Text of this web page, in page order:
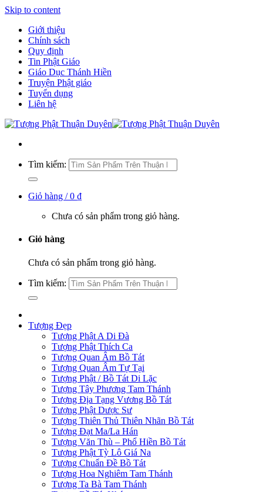
Skip to content
Giới thiệu
Chính sách
Quy định
Tin Phật Giáo
Giáo Dục Thánh Hiền
Truyện Phật giáo
Tuyển dụng
Liên hệ
Tìm kiếm:
Giỏ hàng /0 ₫
Chưa có sản phẩm trong giỏ hàng.
Giỏ hàng
Chưa có sản phẩm trong giỏ hàng.
Tìm kiếm:
Tượng Đẹp
Tượng Phật A Di Đà
Tượng Phật Thích Ca
Tượng Quan Âm Bồ Tát
Tượng Quan Âm Tự Tại
Tượng Phật / Bồ Tát Di Lặc
Tượng Tây Phương Tam Thánh
Tượng Địa Tạng Vương Bồ Tát
Tượng Phật Dược Sư
Tượng Thiên Thủ Thiên Nhãn Bồ Tát
Tượng Đạt Ma/La Hán
Tượng Văn Thù – Phổ Hiền Bồ Tát
Tượng Phật Tỳ Lô Giá Na
Tượng Chuẩn Đề Bồ Tát
Tượng Hoa Nghiêm Tam Thánh
Tượng Ta Bà Tam Thánh